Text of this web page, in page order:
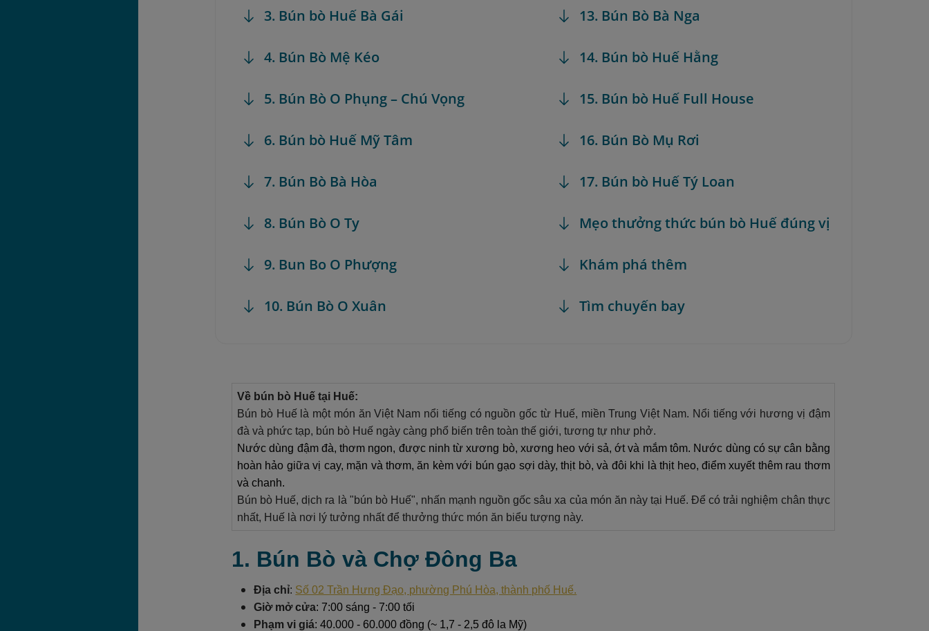
3. Bún bò Huế Bà Gái
4. Bún Bò Mệ Kéo
5. Bún Bò O Phụng – Chú Vọng
6. Bún bò Huế Mỹ Tâm
7. Bún Bò Bà Hòa
8. Bún Bò O Ty
9. Bun Bo O Phượng
10. Bún Bò O Xuân
13. Bún Bò Bà Nga
14. Bún bò Huế Hằng
15. Bún bò Huế Full House
16. Bún Bò Mụ Rơi
17. Bún bò Huế Tý Loan
Mẹo thưởng thức bún bò Huế đúng vị
Khám phá thêm
Tìm chuyến bay
Về bún bò Huế tại Huế:
Bún bò Huế là một món ăn Việt Nam nổi tiếng có nguồn gốc từ Huế, miền Trung Việt Nam. Nổi tiếng với hương vị đậm
đà và phức tạp, bún bò Huế ngày càng phổ biến trên toàn thế giới, tương tự như phở.
Nước dùng đậm đà, thơm ngon, được ninh từ xương bò, xương heo với sả, ớt và mắm tôm. Nước dùng có sự cân bằng
hoàn hảo giữa vị cay, mặn và thơm, ăn kèm với bún gạo sợi dày, thịt bò, và đôi khi là thịt heo, điểm xuyết thêm rau thơm
và chanh.
Bún bò Huế, dịch ra là "bún bò Huế", nhấn mạnh nguồn gốc sâu xa của món ăn này tại Huế. Để có trải nghiệm chân thực
nhất, Huế là nơi lý tưởng nhất để thưởng thức món ăn biểu tượng này.
1. Bún Bò và Chợ Đông Ba
Địa chỉ: Số 02 Trần Hưng Đạo, phường Phú Hòa, thành phố Huế.
Giờ mở cửa: 7:00 sáng - 7:00 tối
Phạm vi giá: 40.000 - 60.000 đồng (~ 1,7 - 2,5 đô la Mỹ)